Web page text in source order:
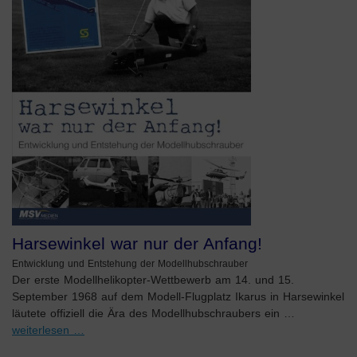
Harsewinkel war nur der Anfang!
Entwicklung und Entstehung der Modellhubschrauber
Der erste Modellhelikopter-Wettbewerb am 14. und 15.
September 1968 auf dem Modell-Flugplatz Ikarus in Harsewinkel
läutete offiziell die Ära des Modellhubschraubers ein …
weiterlesen …